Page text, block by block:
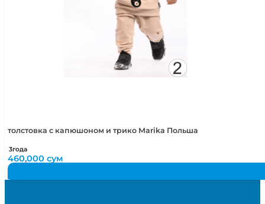
толстовка с капюшоном и трико Marika Польша
3года
460,000сум